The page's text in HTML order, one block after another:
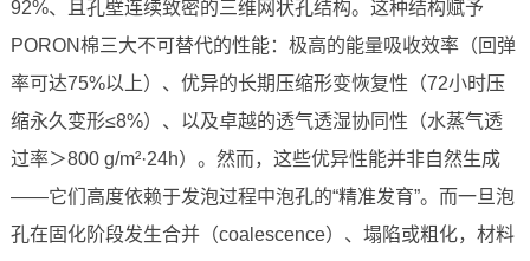
92%、且孔壁连续致密的三维网状孔结构。这种结构赋予
PORON棉三大不可替代的性能：极高的能量吸收效率（回弹
率可达75%以上）、优异的长期压缩形变恢复性（72小时压
缩永久变形≤8%）、以及卓越的透气透湿协同性（水蒸气透
过率＞800 g/m²·24h）。然而，这些优异性能并非自然生成
——它们高度依赖于发泡过程中泡孔的“精准发育”。而一旦泡
孔在固化阶段发生合并（coalescence）、塌陷或粗化，材料